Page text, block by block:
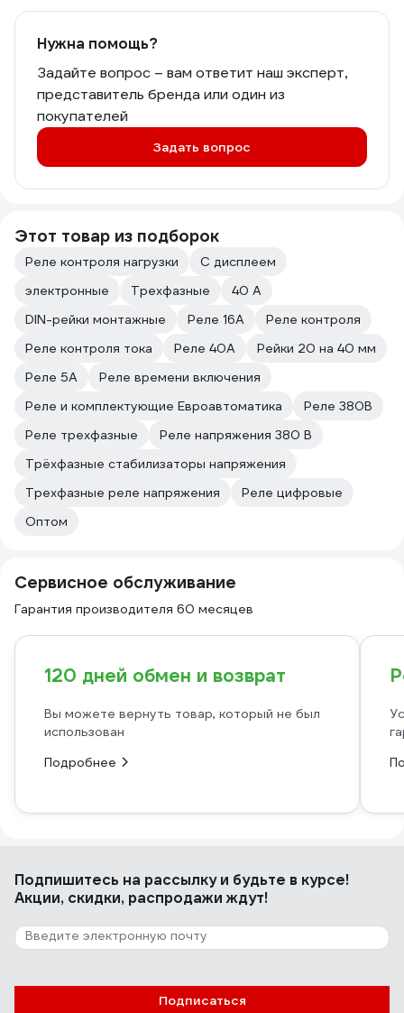
Нужна помощь?
Задайте вопрос – вам ответит наш эксперт,
представитель бренда или один из
покупателей
Задать вопрос
Этот товар из подборок
Реле контроля нагрузки
С дисплеем
электронные
Трехфазные
40 А
DIN-рейки монтажные
Реле 16А
Реле контроля
Реле контроля тока
Реле 40А
Рейки 20 на 40 мм
Реле 5А
Реле времени включения
Реле и комплектующие Евроавтоматика
Реле 380В
Реле трехфазные
Реле напряжения 380 В
Трёхфазные стабилизаторы напряжения
Трехфазные реле напряжения
Реле цифровые
Оптом
Сервисное обслуживание
Гарантия производителя 60 месяцев
120 дней обмен и возврат
Вы можете вернуть товар, который не был
использован
Подробнее
Подпишитесь на рассылкуи будьте в курсе!
Акции, скидки, распродажи ждут!
Подписаться